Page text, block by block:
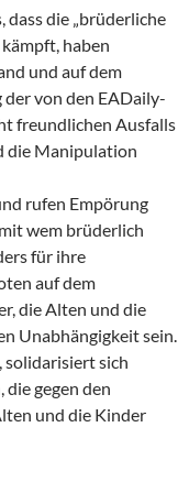
dass die „brüderliche
haben
und auf dem
von den EADaily-
freundlichen Ausfalls
die Manipulation
rufen Empörung
wem brüderlich
für ihre
auf dem
die Alten und die
Unabhängigkeit sein.
solidarisiert sich
gegen den
und die Kinder